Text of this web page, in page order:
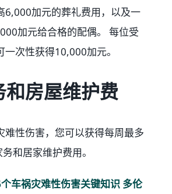
6,000加元的葬礼费用，以及一
加元给合格的配偶。 每位受
一次性获得10,000加元。
和房屋维护费
难性伤害，您可以获得每周最多
和居家维护费用。
车祸灾难性伤害关键知识 多伦